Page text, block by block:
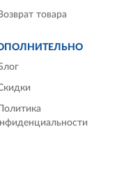
товара
Политика